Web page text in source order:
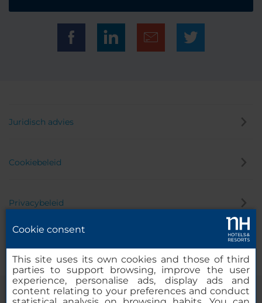
Juridisch advies
Cookiebeleid
Privacybeleid
Cookie consent
This site uses its own cookies and those of third
parties to support browsing, improve the user
experience, personalise ads, display ads and
content relating to your preferences and conduct